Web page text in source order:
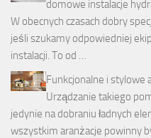
domowe instalacje
W obecnych czasach dobry
jeśli szukamy odpowiedniej
instalacji. To od …
Funkcjonalne i stylowe
Urządzanie takiego
jedynie na dobraniu ładnych
wszystkim aranżacje powinny